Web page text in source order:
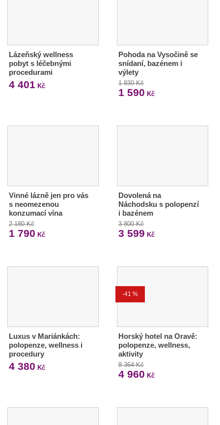
Lázeňský wellness
pobyt s léčebnými
procedurami
4 401 Kč
Pohoda na Vysočině se
snídaní, bazénem i
výlety
1 830 Kč
1 590 Kč
Vinné lázně jen pro vás
s neomezenou
konzumací vína
2 180 Kč
1 790 Kč
Dovolená na
Náchodsku s polopenzí
i bazénem
3 800 Kč
3 599 Kč
Luxus v Mariánkách:
polopenze, wellness i
procedury
4 380 Kč
-41 %
Horský hotel na Oravě:
polopenze, wellness,
aktivity
8 364 Kč
4 960 Kč